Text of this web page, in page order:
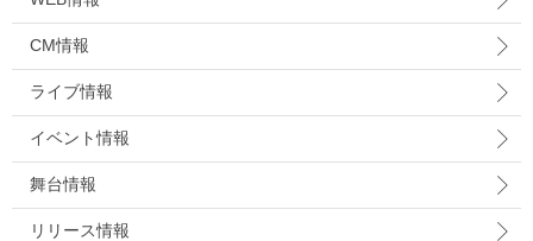
CM情報
ライブ情報
イベント情報
舞台情報
リリース情報